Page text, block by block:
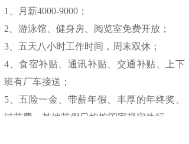
1、月薪4000-9000；
2、游泳馆、健身房、阅览室免费开放；
3、五天八小时工作时间，周末双休；
4、食宿补贴、通讯补贴、交通补贴、上下
班有厂车接送；
5、五险一金、带薪年假、丰厚的年终奖、
过节费，其他节假日均按国家规定执行。